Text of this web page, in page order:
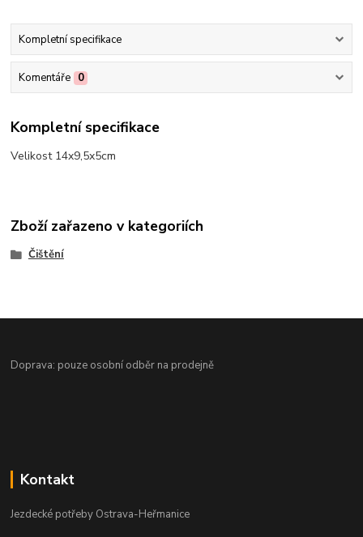
Kompletní specifikace
Komentáře 0
Kompletní specifikace
Velikost 14x9,5x5cm
Zboží zařazeno v kategoriích
Čištění
Doprava: pouze osobní odběr na prodejně
Kontakt
Jezdecké potřeby Ostrava-Heřmanice